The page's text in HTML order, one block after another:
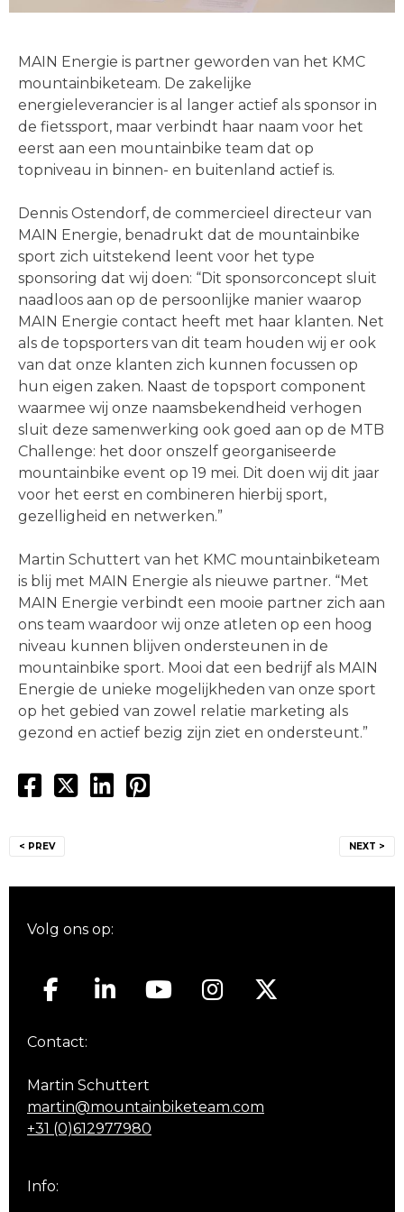
MAIN Energie is partner geworden van het KMC
mountainbiketeam. De zakelijke
energieleverancier is al langer actief als sponsor in
de fietssport, maar verbindt haar naam voor het
eerst aan een mountainbike team dat op
topniveau in binnen- en buitenland actief is.
Dennis Ostendorf, de commercieel directeur van
MAIN Energie, benadrukt dat de mountainbike
sport zich uitstekend leent voor het type
sponsoring dat wij doen: “Dit sponsorconcept sluit
naadloos aan op de persoonlijke manier waarop
MAIN Energie contact heeft met haar klanten. Net
als de topsporters van dit team houden wij er ook
van dat onze klanten zich kunnen focussen op
hun eigen zaken. Naast de topsport component
waarmee wij onze naamsbekendheid verhogen
sluit deze samenwerking ook goed aan op de MTB
Challenge: het door onszelf georganiseerde
mountainbike event op 19 mei. Dit doen wij dit jaar
voor het eerst en combineren hierbij sport,
gezelligheid en netwerken.”
Martin Schuttert van het KMC mountainbiketeam
is blij met MAIN Energie als nieuwe partner. “Met
MAIN Energie verbindt een mooie partner zich aan
ons team waardoor wij onze atleten op een hoog
niveau kunnen blijven ondersteunen in de
mountainbike sport. Mooi dat een bedrijf als MAIN
Energie de unieke mogelijkheden van onze sport
op het gebied van zowel relatie marketing als
gezond en actief bezig zijn ziet en ondersteunt.”
navigatie
< PREV NEXT >
Volg ons op:
Contact:
Martin Schuttert
martin@mountainbiketeam.com
+31 (0)612977980
Info: